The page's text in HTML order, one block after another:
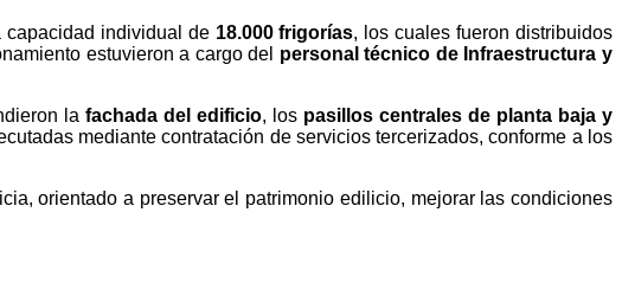
capacidad individual de 18.000 frigorías, los cuales fueron distribuidos
estuvieron a cargo del personal técnico de Infraestructura y
la fachada del edificio, los pasillos centrales de planta baja y
mediante contratación de servicios tercerizados, conforme a los
orientado a preservar el patrimonio edilicio, mejorar las condiciones